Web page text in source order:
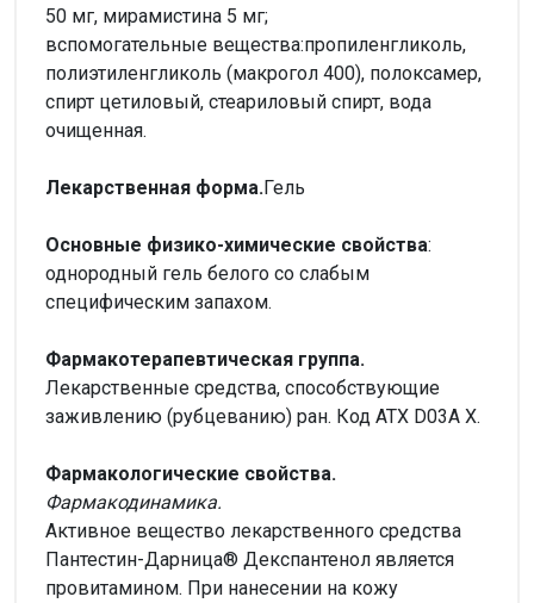
50 мг, мирамистина 5 мг;
вспомогательные вещества:пропиленгликоль,
полиэтиленгликоль (макрогол 400), полоксамер,
спирт цетиловый, стеариловый спирт, вода
очищенная.
Лекарственная форма.Гель
Основные физико-химические свойства:
однородный гель белого со слабым
специфическим запахом.
Фармакотерапевтическая группа.
Лекарственные средства, способствующие
заживлению (рубцеванию) ран. Код ATX D03A X.
Фармакологические свойства.
Фармакодинамика.
Активное вещество лекарственного средства
Пантестин-Дарница® Декспантенол является
провитамином. При нанесении на кожу